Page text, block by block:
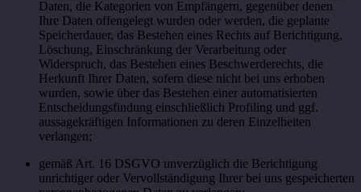
Daten, die Kategorien von Empfängern, gegenüber denen
Ihre Daten offengelegt wurden oder werden, die geplante
Speicherdauer, das Bestehen eines Rechts auf Berichtigung,
Löschung, Einschränkung der Verarbeitung oder
Widerspruch, das Bestehen eines Beschwerderechts, die
Herkunft Ihrer Daten, sofern diese nicht bei uns erhoben
wurden, sowie über das Bestehen einer automatisierten
Entscheidungsfindung einschließlich Profiling und ggf.
aussagekräftigen Informationen zu deren Einzelheiten
verlangen;
gemäß Art. 16 DSGVO unverzüglich die Berichtigung
unrichtiger oder Vervollständigung Ihrer bei uns gespeicherten